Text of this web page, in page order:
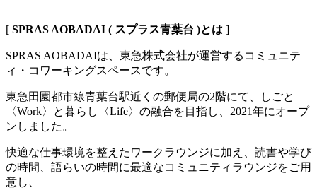
[ SPRAS AOBADAI ( スプラス青葉台 )とは ]
SPRAS AOBADAIは、東急株式会社が運営するコミュニテ
ィ・コワーキングスペースです。
東急田園都市線青葉台駅近くの郵便局の2階にて、しごと
〈Work〉と暮らし〈Life〉の融合を目指し、2021年にオープ
ンしました。
快適な仕事環境を整えたワークラウンジに加え、読書や学び
の時間、語らいの時間に最適なコミュニティラウンジをご用
意し、